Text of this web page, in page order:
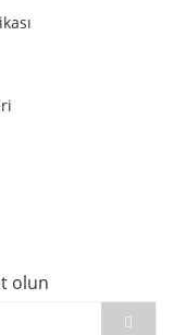
olun